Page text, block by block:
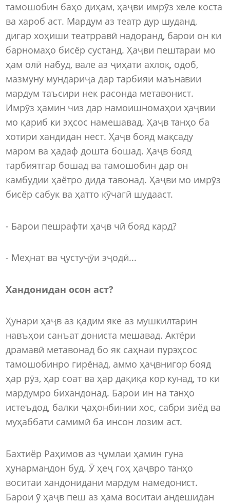
тамошобин баҳо диҳам, ҳаҷви имрӯз хеле коста
ва хароб аст. Мардум аз театр дур шуданд,
дигар хоҳиши театрравӣ надоранд, барои он ки
барномаҳо бисёр сустанд. Ҳаҷви пештараи мо
ҳам олӣ набуд, вале аз ҷиҳати ахлоқ, одоб,
мазмуну мундариҷа дар тарбияи маънавии
мардум таъсири нек расонда метавонист.
Имрӯз ҳамин чиз дар намоишномаҳои ҳаҷвии
мо қариб ки эҳсос намешавад. Ҳаҷв танҳо ба
хотири хандидан нест. Ҳаҷв бояд мақсаду
маром ва ҳадаф дошта бошад. Ҳаҷв бояд
тарбиятгар бошад ва тамошобин дар он
камбудии ҳаётро дида тавонад. Ҳаҷви мо имрӯз
бисёр сабук ва ҳатто кӯчагӣ шудааст.
- Барои пешрафти ҳаҷв чӣ бояд кард?
- Меҳнат ва ҷустуҷӯи эҷодӣ...
Хандонидан осон аст?
Ҳунари ҳаҷв аз қадим яке аз мушкилтарин
навъҳои санъат дониста мешавад. Актёри
драмавӣ метавонад бо як саҳнаи пурэҳсос
тамошобинро гирёнад, аммо ҳаҷвнигор бояд
ҳар рӯз, ҳар соат ва ҳар дақиқа кор кунад, то ки
мардумро бихандонад. Барои ин на танҳо
истеъдод, балки ҷаҳонбинии хос, сабри зиёд ва
муҳаббати самимӣ ба инсон лозим аст.
Бахтиёр Раҳимов аз ҷумлаи ҳамин гуна
ҳунармандон буд. Ӯ ҳеҷ гоҳ ҳаҷвро танҳо
воситаи хандонидани мардум намедонист.
Барои ӯ ҳаҷв пеш аз ҳама воситаи андешидан